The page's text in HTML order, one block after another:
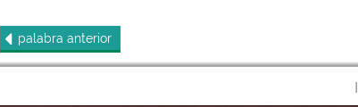
palabra anterior